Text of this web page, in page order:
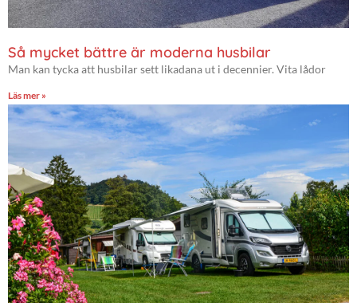
Så mycket bättre är moderna husbilar
Man kan tycka att husbilar sett likadana ut i decennier. Vita lådor
Läs mer »